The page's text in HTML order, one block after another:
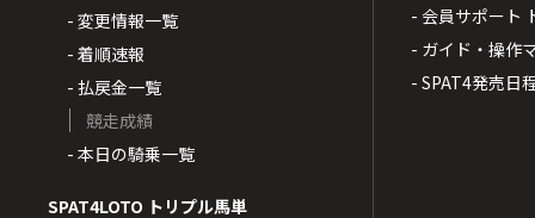
- 変更情報一覧
- 着順速報
- 払戻金一覧
競走成績
- 本日の騎乗一覧
SPAT4LOTO トリプル馬単
- 会員サポート
- ガイド・操作
- SPAT4発売日